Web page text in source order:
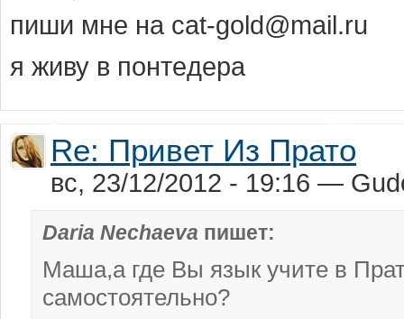
пиши мнe на cat-gold@mail.ru
я живу в понтeдeра
Re: Привет Из Прато
вс, 23/12/2012 - 19:16 —
Daria Nechaeva пишет:
Маша,а где Вы язык учите в
самостоятельно?